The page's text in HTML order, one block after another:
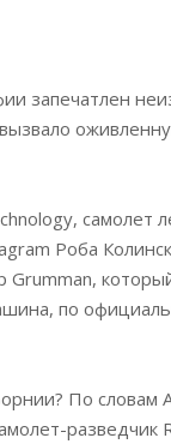
запечатлен
самолет
Роба
по
По словам
разведчик